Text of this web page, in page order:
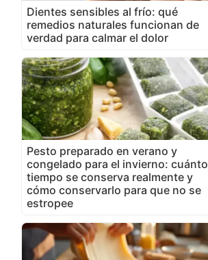
Dientes sensibles al frío: qué
remedios naturales funcionan de
verdad para calmar el dolor
Pesto preparado en verano y
congelado para el invierno: cuánto
tiempo se conserva realmente y
cómo conservarlo para que no se
estropee